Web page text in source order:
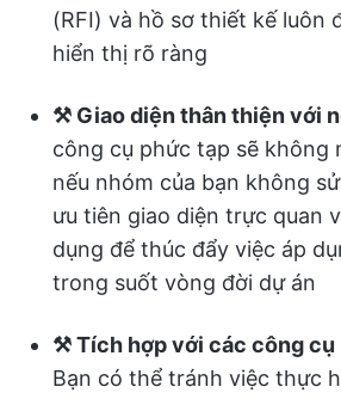
(RFI) và hồ sơ thiết kế luôn
hiển thị rõ ràng
⚒️ Giao diện thân thiện với
công cụ phức tạp sẽ không
nếu nhóm của bạn không
ưu tiên giao diện trực quan
dụng để thúc đẩy việc áp
trong suốt vòng đời dự án
⚒️ Tích hợp với các công cụ
Bạn có thể tránh việc thực